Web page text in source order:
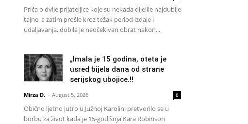
Priča o dvije prijateljice koje su nekada dijelile najdublje
tajne, a zatim prošle kroz težak period izdaje i
udaljavanja, dobila je neočekivan obrat nakon...
„Imala je 15 godina, oteta je
usred bijela dana od strane
serijskog ubojice.!!
Mirza D. - August 5, 2026 0
Obično ljetno jutro u Južnoj Karolini pretvorilo se u
borbu za život kada je 15-godišnja Kara Robinson